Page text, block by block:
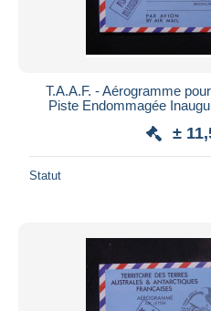
T.A.A.F. - Aérogramme
Piste Endommagée
±
Statut